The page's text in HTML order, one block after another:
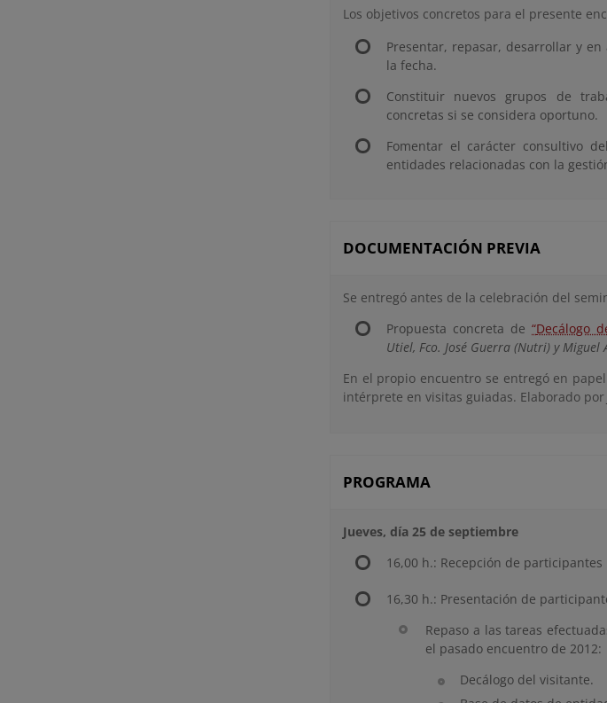
Los objetivos concretos para el presente
Presentar, repasar, desarrollar y
la fecha.
Constituir nuevos grupos de
concretas si se considera oportuno.
Fomentar el carácter consultivo
entidades relacionadas con la
DOCUMENTACIÓN PREVIA
Se entregó antes de la celebración del
Propuesta concreta de “Decálogo
Utiel, Fco. José Guerra (Nutri) y Miguel
En el propio encuentro se entregó en
intérprete en visitas guiadas. Elaborado por
PROGRAMA
Jueves, día 25 de septiembre
16,00 h.: Recepción de participantes
16,30 h.: Presentación de
Repaso a las tareas
el pasado encuentro de 2012:
Decálogo del visitante.